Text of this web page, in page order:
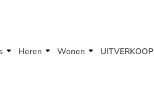
Heren Wonen UITVERKOOP